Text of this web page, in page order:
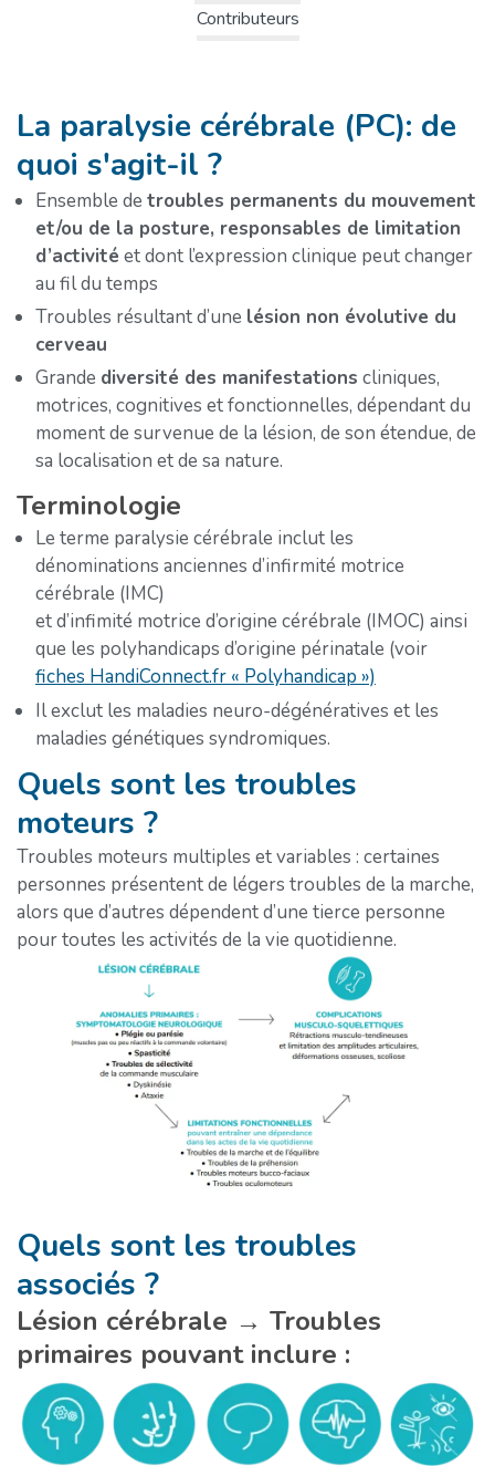
Contributeurs
La paralysie cérébrale (PC): de
quoi s'agit-il ?
Ensemble de troubles permanents du mouvement
et/ou de la posture, responsables de limitation
d’activité et dont l’expression clinique peut changer
au fil du temps
Troubles résultant d’une lésion non évolutive du
cerveau
Grande diversité des manifestations cliniques,
motrices, cognitives et fonctionnelles, dépendant du
moment de survenue de la lésion, de son étendue, de
sa localisation et de sa nature.
Terminologie
Le terme paralysie cérébrale inclut les
dénominations anciennes d’infirmité motrice
cérébrale (IMC)
et d’infimité motrice d’origine cérébrale (IMOC) ainsi
que les polyhandicaps d’origine périnatale (voir
fiches HandiConnect.fr « Polyhandicap »)
Il exclut les maladies neuro-dégénératives et les
maladies génétiques syndromiques.
Quels sont les troubles
moteurs ?
Troubles moteurs multiples et variables : certaines
personnes présentent de légers troubles de la marche,
alors que d’autres dépendent d’une tierce personne
pour toutes les activités de la vie quotidienne.
Quels sont les troubles
associés ?
Lésion cérébrale → Troubles
primaires pouvant inclure :